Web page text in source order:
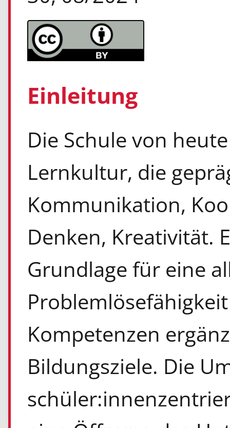
Einleitung
Die Schule von
Lernkultur, die
Kommunikation,
Denken, Kreativität.
Grundlage für eine
Kompetenzen
Bildungsziele. Die